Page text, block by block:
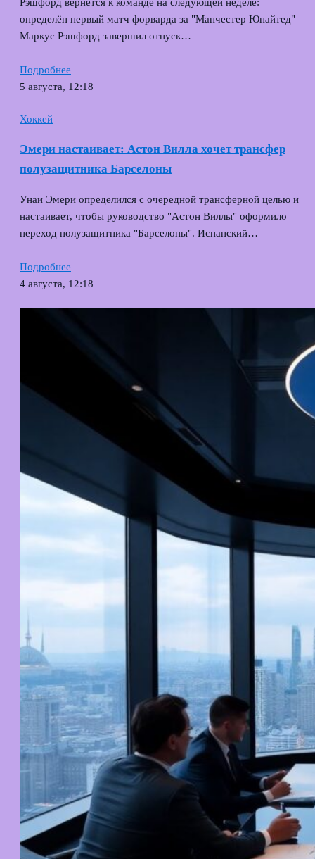
Рэшфорд вернётся к команде на следующей неделе:
определён первый матч форварда за "Манчестер Юнайтед"
Маркус Рэшфорд завершил отпуск…
Подробнее
5 августа, 12:18
Хоккей
Эмери настаивает: Астон Вилла хочет трансфер
полузащитника Барселоны
Унаи Эмери определился с очередной трансферной целью и
настаивает, чтобы руководство "Астон Виллы" оформило
переход полузащитника "Барселоны". Испанский…
Подробнее
4 августа, 12:18